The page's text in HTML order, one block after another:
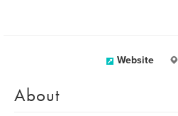
Website
About